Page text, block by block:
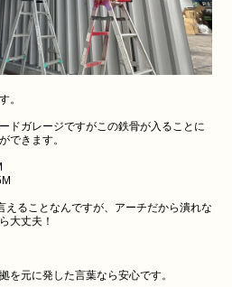
。
ドガレージですがこの鉄骨が入ることに
できます。
ることなんですが、アーチだから潰れな
大丈夫！
を元に発した言葉なら安心です。